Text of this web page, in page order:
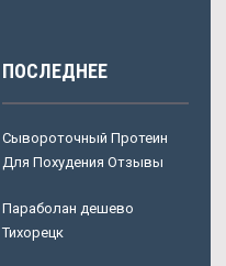
ПОСЛЕДНЕЕ
Сывороточный Протеин
Для Похудения Отзывы
Параболан дешево
Тихорецк